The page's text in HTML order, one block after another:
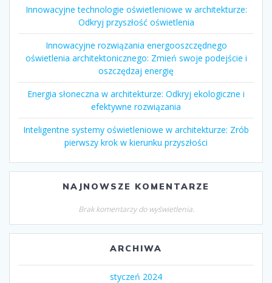
Innowacyjne technologie oświetleniowe w architekturze:
Odkryj przyszłość oświetlenia
Innowacyjne rozwiązania energooszczędnego
oświetlenia architektonicznego: Zmień swoje podejście i
oszczędzaj energię
Energia słoneczna w architekturze: Odkryj ekologiczne i
efektywne rozwiązania
Inteligentne systemy oświetleniowe w architekturze: Zrób
pierwszy krok w kierunku przyszłości
NAJNOWSZE KOMENTARZE
Brak komentarzy do wyświetlenia.
ARCHIWA
styczeń 2024